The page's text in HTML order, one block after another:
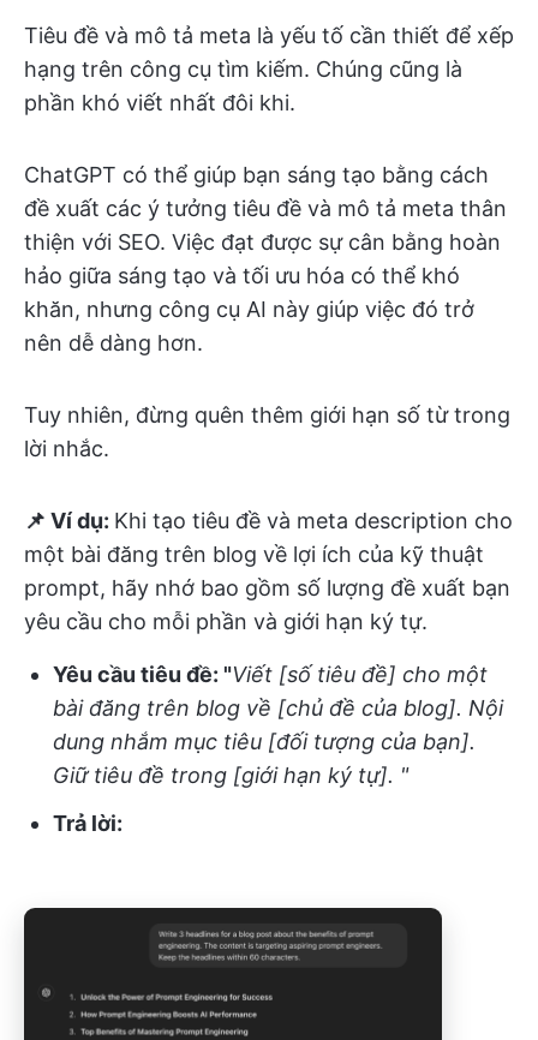
Tiêu đề và mô tả meta là yếu tố cần thiết để xếp
hạng trên công cụ tìm kiếm. Chúng cũng là
phần khó viết nhất đôi khi.
ChatGPT có thể giúp bạn sáng tạo bằng cách
đề xuất các ý tưởng tiêu đề và mô tả meta thân
thiện với SEO. Việc đạt được sự cân bằng hoàn
hảo giữa sáng tạo và tối ưu hóa có thể khó
khăn, nhưng công cụ AI này giúp việc đó trở
nên dễ dàng hơn.
Tuy nhiên, đừng quên thêm giới hạn số từ trong
lời nhắc.
📌 Ví dụ: Khi tạo tiêu đề và meta description cho
một bài đăng trên blog về lợi ích của kỹ thuật
prompt, hãy nhớ bao gồm số lượng đề xuất bạn
yêu cầu cho mỗi phần và giới hạn ký tự.
Yêu cầu tiêu đề: "Viết [số tiêu đề] cho một
bài đăng trên blog về [chủ đề của blog]. Nội
dung nhắm mục tiêu [đối tượng của bạn].
Giữ tiêu đề trong [giới hạn ký tự]. "
Trả lời: